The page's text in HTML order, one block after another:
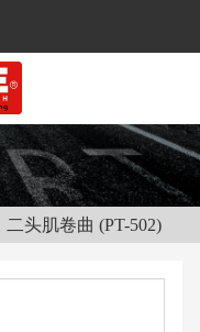
头肌卷曲 (PT-502)